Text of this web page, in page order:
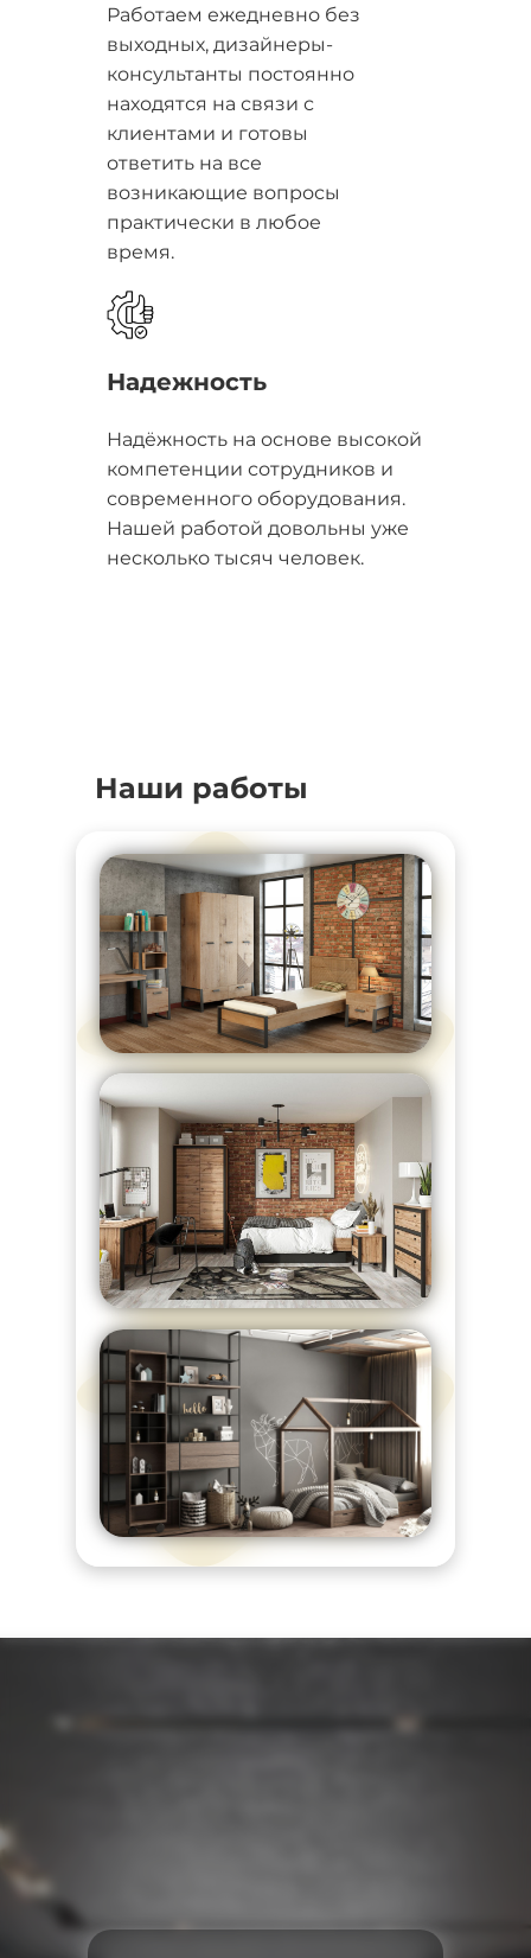
Работаем ежедневно без
выходных, дизайнеры-
консультанты постоянно
находятся на связи с
клиентами и готовы
ответить на все
возникающие вопросы
практически в любое
время.
Надежность
Надёжность на основе высокой
компетенции сотрудников и
современного оборудования.
Нашей работой довольны уже
несколько тысяч человек.
Наши работы